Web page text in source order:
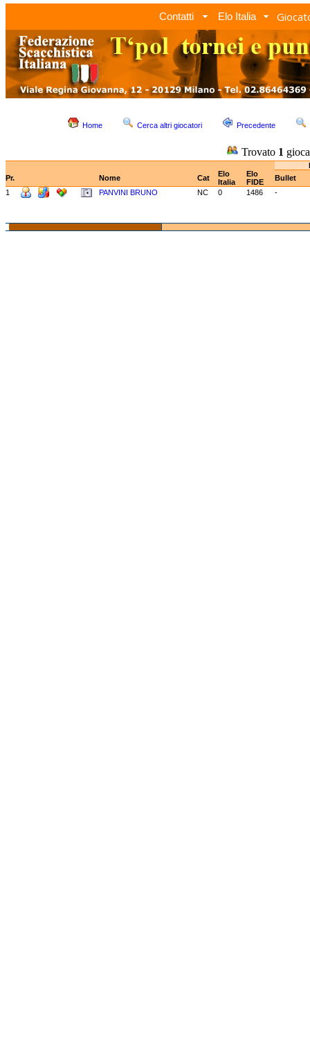
Contatti Elo Italia
Home Cerca altri giocatori Precedente
Trovato 1
Pr.
Nome Cat
Elo
Italia
Elo
FIDE
Bullet
1
PANVINI BRUNO NC 0 1486 -